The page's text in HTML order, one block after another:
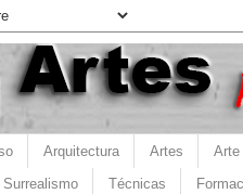
Arquitectura Artes Arte
Surrealismo Técnicas